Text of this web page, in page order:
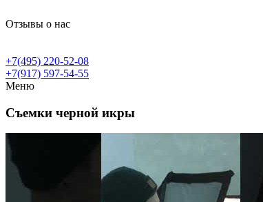
Отзывы о нас
+7(495) 220-52-08
+7(917) 597-54-55
Меню
Съемки черной икры